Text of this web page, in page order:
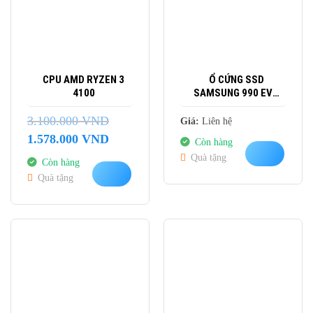
CPU AMD RYZEN 3
4100
3.100.000VND
Giá
là:
3.100.000 VND.
1.578.000 VNDGiá
Còn hàng
Quà tặng
Ổ CỨNG SSD
SAMSUNG 990 EVO
PLUS 1TB M.2 NVME
M.2 2280 PCIE GEN4.0
V9S1T0BW
Giá: Liên hệ
Còn hàng
Quà tặng